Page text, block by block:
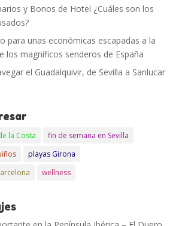
y Bonos de Hotel ¿Cuáles son los
para unas económicas escapadas a la
los magníficos senderos de España
el Guadalquivir, de Sevilla a Sanlucar
la Costa
fin de semana en Sevilla
playas Girona
wellness